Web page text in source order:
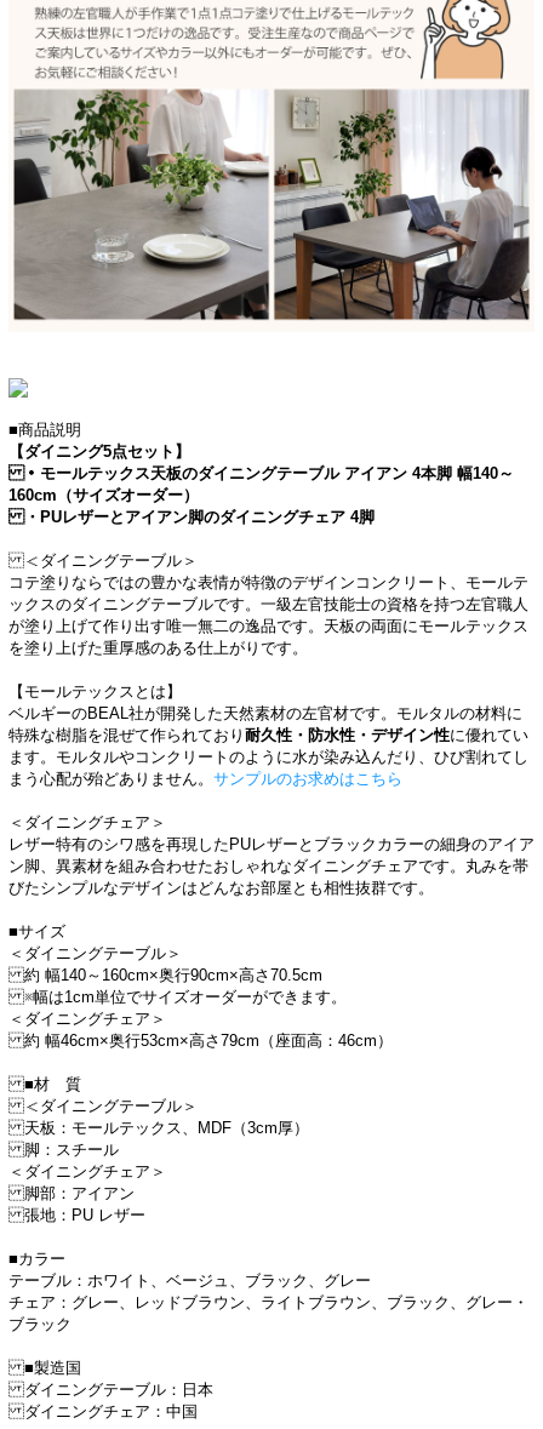
■商品説明
【ダイニング5点セット】
・モールテックス天板のダイニングテーブル アイアン 4本脚 幅140～
160cm（サイズオーダー）
・PUレザーとアイアン脚のダイニングチェア 4脚
＜ダイニングテーブル＞
コテ塗りならではの豊かな表情が特徴のデザインコンクリート、モールテ
ックスのダイニングテーブルです。一級左官技能士の資格を持つ左官職人
が塗り上げて作り出す唯一無二の逸品です。天板の両面にモールテックス
を塗り上げた重厚感のある仕上がりです。
【モールテックスとは】
ベルギーのBEAL社が開発した天然素材の左官材です。モルタルの材料に
特殊な樹脂を混ぜて作られており 耐久性・防水性・デザイン性に優れてい
ます。 モルタルやコンクリートのように水が染み込んだり、ひび割れてし
まう心配が殆どありません。 サンプルのお求めはこちら
＜ダイニングチェア＞
レザー特有のシワ感を再現したPUレザーとブラックカラーの細身のアイア
ン脚、異素材を組み合わせたおしゃれなダイニングチェアです。丸みを帯
びたシンプルなデザインはどんなお部屋とも相性抜群です。
■サイズ
＜ダイニングテーブル＞
約 幅140～160cm×奥行90cm×高さ70.5cm
※幅は1cm単位でサイズオーダーができます。
＜ダイニングチェア＞
約 幅46cm×奥行53cm×高さ79cm（座面高：46cm）
■材 質
＜ダイニングテーブル＞
天板：モールテックス、MDF（3cm厚）
脚：スチール
＜ダイニングチェア＞
脚部：アイアン
張地：PU レザー
■カラー
テーブル：ホワイト、ベージュ、ブラック、グレー
チェア：グレー、レッドブラウン、ライトブラウン、ブラック、グレー・
ブラック
■製造国
ダイニングテーブル：日本
ダイニングチェア：中国